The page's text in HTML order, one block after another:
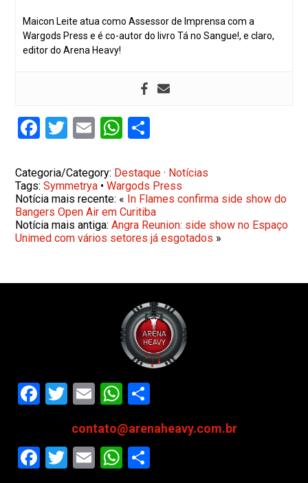
Maicon Leite atua como Assessor de Imprensa com a
Wargods Press e é co-autor do livro Tá no Sangue!, e claro,
editor do Arena Heavy!
Facebook
Twitter
EmailWhatsApp
Categoria/Category: Destaque · Notícias
Tags:Symmetrya •Wargods Press
Notícia mais recente: « In Flames confirma side show do
Bangers Open Air em Curitiba
Notícia mais antiga:Angra Reunion: side show no Espaço
Unimed com vários setores já esgotados »
Facebook
Twitter
EmailWhatsApp
contato@arenaheavy.com.br
Facebook
Twitter
EmailWhatsApp